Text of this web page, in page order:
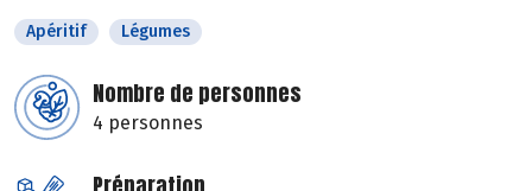
Apéritif Légumes
Nombre de personnes
4 personnes